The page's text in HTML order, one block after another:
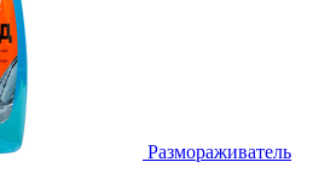
Размораживатель